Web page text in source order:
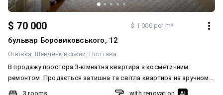
$ 70 000 $ 1 000 per m²
бульвар Боровиковського, 12
Огнівка Шевченківський Полтава
В продажу простора 3-кімнатна квартира з косметичним
ремонтом. Продається затишна та світла квартира на зручному
7 поверсі 10 поверхового будинку. Чудовий варіант для великої
3 rooms
with renovation AI